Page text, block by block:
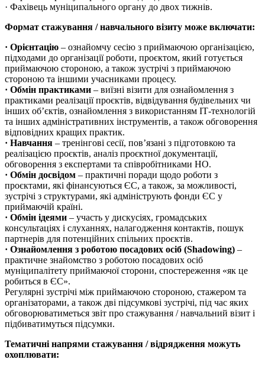
· Фахівець муніципального органу до двох тижнів.
Формат стажування / навчального візиту може включати:
· Орієнтацію – ознайомчу сесію з приймаючою організацією,
підходами до організації роботи, проєктом, який готується
приймаючою стороною, а також зустрічі з приймаючою
стороною та іншими учасниками процесу.
· Обмін практиками – виїзні візити для ознайомлення з
практиками реалізації проєктів, відвідування будівельних чи
інших об’єктів, ознайомлення з використанням ІТ-технологій
та інших адміністративних інструментів, а також обговорення
відповідних кращих практик.
· Навчання – тренінгові сесії, пов’язані з підготовкою та
реалізацією проєктів, аналіз проєктної документації,
обговорення з експертами та співробітниками HO.
· Обмін досвідом – практичні поради щодо роботи з
проєктами, які фінансуються ЄС, а також, за можливості,
зустрічі з структурами, які адмініструють фонди ЄС у
приймаючій країні.
· Обмін ідеями – участь у дискусіях, громадських
консультаціях і слуханнях, налагодження контактів, пошук
партнерів для потенційних спільних проєктів.
· Ознайомлення з роботою посадових осіб (Shadowing) –
практичне знайомство з роботою посадових осіб
муніципалітету приймаючої сторони, спостереження «як це
робиться в ЄС».
Регулярні зустрічі між приймаючою стороною, стажером та
організаторами, а також дві підсумкові зустрічі, під час яких
обговорюватиметься звіт про стажування / навчальний візит і
підбиватимуться підсумки.
Тематичні напрями стажування / відрядження можуть
охоплювати: